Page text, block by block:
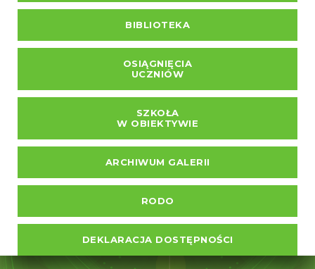
BIBLIOTEKA
OSIĄGNIĘCIA
UCZNIÓW
SZKOŁA
W OBIEKTYWIE
ARCHIWUM GALERII
RODO
DEKLARACJA DOSTĘPNOŚCI